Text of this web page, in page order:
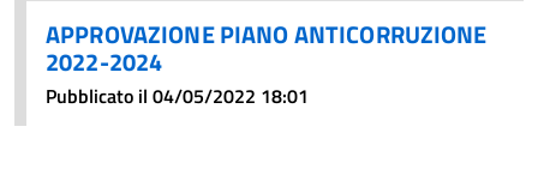
APPROVAZIONE PIANO ANTICORRUZIONE
2022-2024
Pubblicato il 04/05/2022 18:01